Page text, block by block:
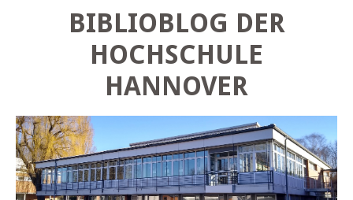
BIBLIOBLOG DER
HOCHSCHULE
HANNOVER